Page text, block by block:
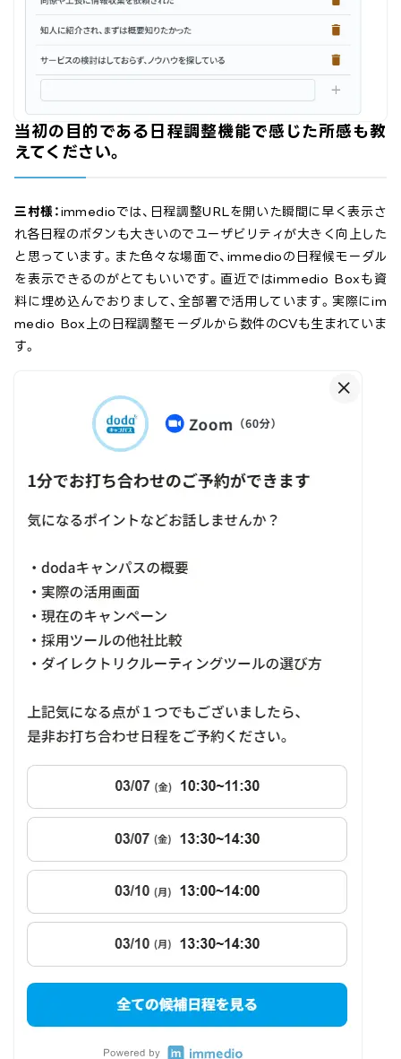
当初の目的である日程調整機能で感じた所感も教
えてください。
三村様： immedioでは、日程調整URLを開いた瞬間に早く表示さ
れ各日程のボタンも大きいのでユーザビリティが大きく向上した
と思っています。また色々な場面で、immedioの日程候モーダル
を表示できるのがとてもいいです。直近ではimmedio Boxも資
料に埋め込んでおりまして、全部署で活用しています。実際にim
medio Box上の日程調整モーダルから数件のCVも生まれていま
す。